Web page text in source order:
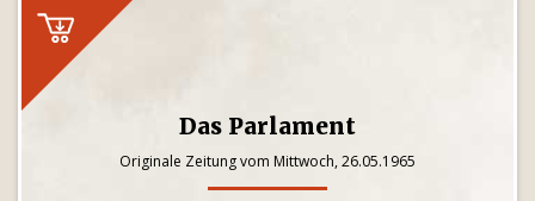
Das Parlament
Originale Zeitung vom Mittwoch, 26.05.1965